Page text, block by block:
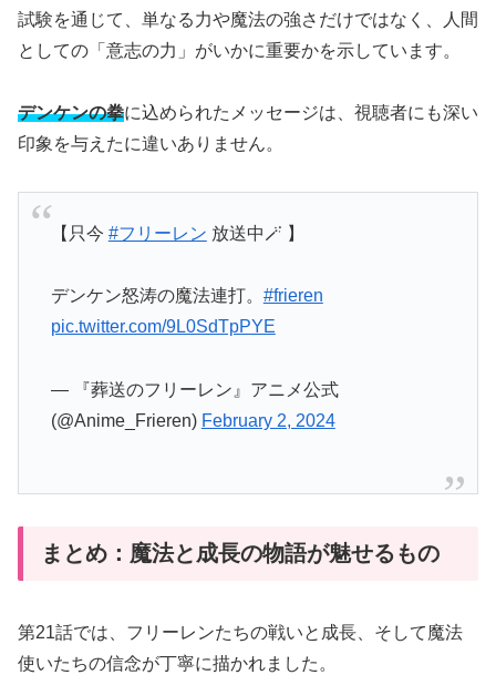
試験を通じて、単なる力や魔法の強さだけではなく、人間
としての「意志の力」がいかに重要かを示しています。
デンケンの拳に込められたメッセージは、視聴者にも深い
印象を与えたに違いありません。
【只今 #フリーレン 放送中🪄 】
デンケン怒涛の魔法連打。 #frieren
pic.twitter.com/9L0SdTpPYE
— 『葬送のフリーレン』アニメ公式
(@Anime_Frieren) February 2, 2024
まとめ：魔法と成長の物語が魅せるもの
第21話では、フリーレンたちの戦いと成長、そして魔法
使いたちの信念が丁寧に描かれました。